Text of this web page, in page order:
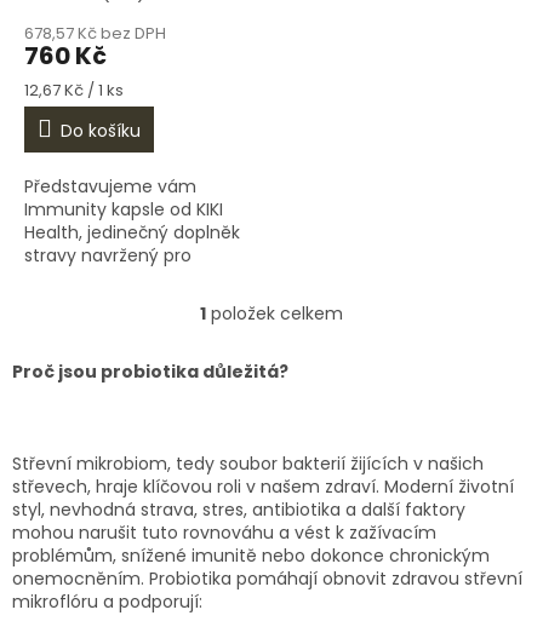
678,57 Kč bez DPH
760 Kč
Měrná
cena:
12,67 Kč / 1 ks
Do košíku
Představujeme vám
Immunity kapsle od KIKI
Health, jedinečný doplněk
stravy navržený pro
imunitního systému. Tento
přírodní produkt je ideální
O
l
c
í
p
r
v
k
1 položek celkem
Proč jsou probiotika důležitá?
Střevní mikrobiom, tedy soubor bakterií žijících v našich
střevech, hraje klíčovou roli v našem zdraví. Moderní životní
styl, nevhodná strava, stres, antibiotika a další faktory
mohou narušit tuto rovnováhu a vést k zažívacím
problémům, snížené imunitě nebo dokonce chronickým
onemocněním. Probiotika pomáhají obnovit zdravou střevní
mikroflóru a podporují: